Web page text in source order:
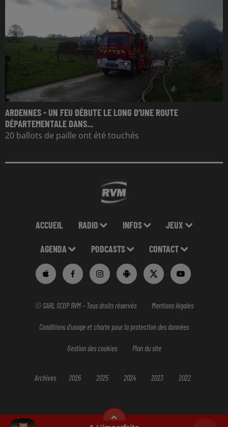
ARDENNES - UN FEU DÉBUTE LE LONG D'UNE ROUTE
DÉPARTEMENTALE DANS...
20 ballots de paille ont été touchés
ACCUEIL RADIO INFOS JEUX
AGENDA PODCASTS CONTACT
© SARL SCOP RVM - Tous droits réservés Mentions légales
Conditions d'usage et charte pour la protection des données
Gestion des cookies Plan du site
Archives 2026 2025 2024 2023 2022